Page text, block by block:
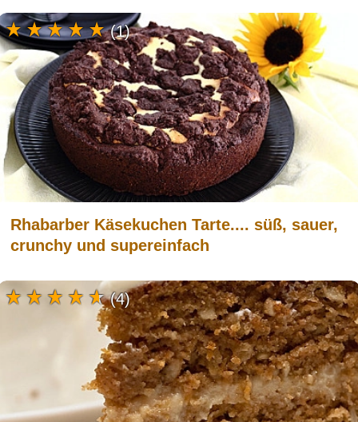
Rhabarber Käsekuchen Tarte.... süß, sauer,
crunchy und supereinfach
(1)
(4)